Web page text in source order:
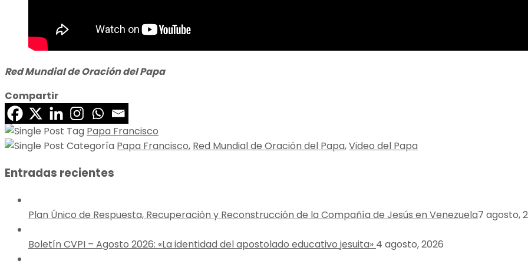
Red Mundial de Oración del Papa
Compartir
Papa Francisco
Papa Francisco, Red Mundial de Oración del Papa,Video del Papa
Entradas recientes
Plan Único de Respuesta, Recuperación y Reconstrucción de la Compañía de Jesús en Venezuela7 agosto,
Boletín CVPI – Agosto 2026: «La identidad del apostolado educativo jesuita» 4 agosto, 2026